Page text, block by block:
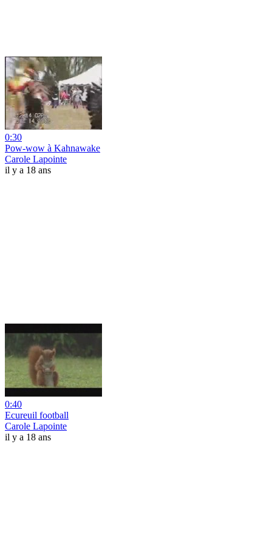
0:30
Pow-wow à Kahnawake
Carole Lapointe
il y a 18 ans
0:40
Ecureuil football
Carole Lapointe
il y a 18 ans